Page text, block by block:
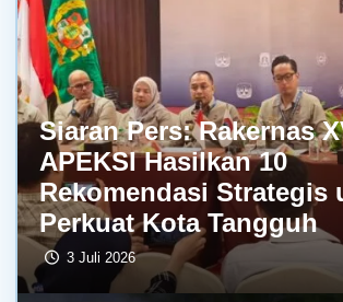
Siaran Pers: Rakernas
APEKSI Hasilkan 10
Rekomendasi Strategis
Perkuat Kota Tangguh
3 Juli 2026